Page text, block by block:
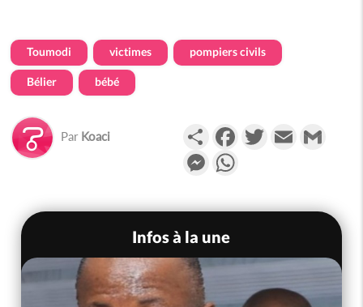
Toumodi victimes pompiers civils
Bélier bébé
Par Koaci PartagerFacebookTwitterEmail
Messenger
Infos à la une